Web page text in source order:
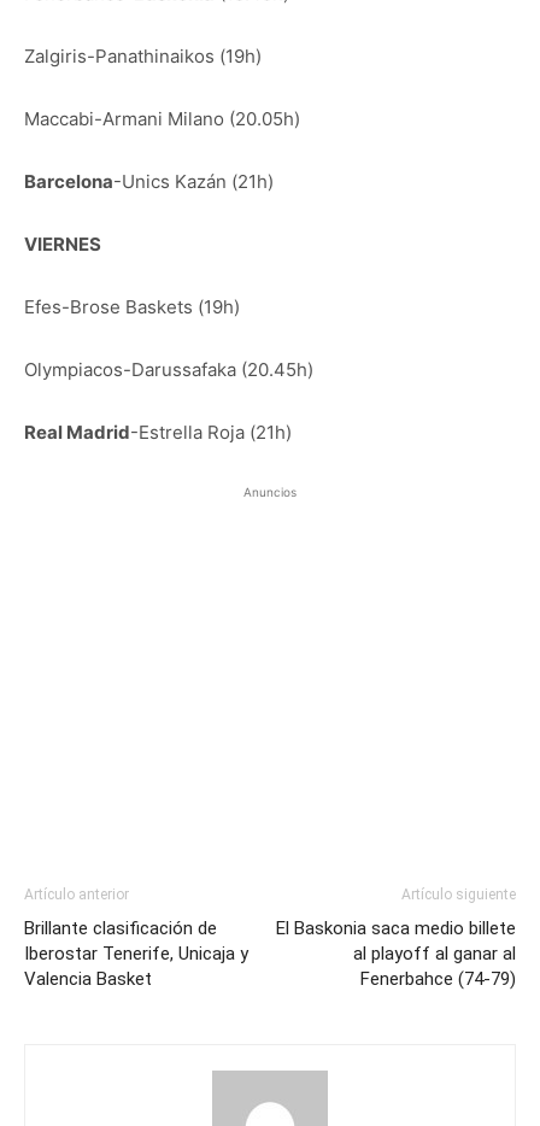
Zalgiris-Panathinaikos (19h)
Maccabi-Armani Milano (20.05h)
Barcelona-Unics Kazán (21h)
VIERNES
Efes-Brose Baskets (19h)
Olympiacos-Darussafaka (20.45h)
Real Madrid-Estrella Roja (21h)
Anuncios
Artículo anterior
Brillante clasificación de
Iberostar Tenerife, Unicaja y
Valencia Basket
Artículo siguiente
El Baskonia saca medio billete
al playoff al ganar al
Fenerbahce (74-79)